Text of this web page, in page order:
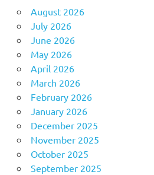
August 2026
July 2026
June 2026
May 2026
April 2026
March 2026
February 2026
January 2026
December 2025
November 2025
October 2025
September 2025